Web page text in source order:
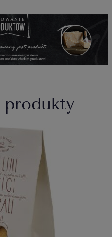
produkty